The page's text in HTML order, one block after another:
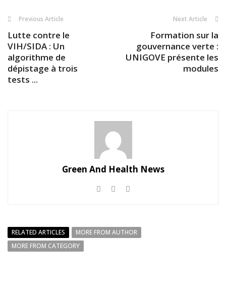
Previous Article
Lutte contre le
VIH/SIDA : Un
algorithme de
dépistage à trois
tests ...
Next Article
Formation sur la
gouvernance verte :
UNIGOVE présente les
modules
Green And Health News
RELATED ARTICLES
MORE FROM AUTHOR
MORE FROM CATEGORY